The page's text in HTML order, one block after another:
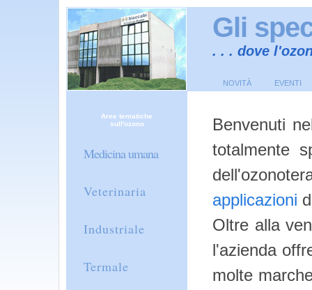
Gli
. . . dove
NOVITÀ EVENTI
Aree tematiche
sull'ozono
Medicina umana
Veterinaria
Industriale
Termale
Benvenuti
totalmente
applicazioni
Oltre alla
l'azienda
molte